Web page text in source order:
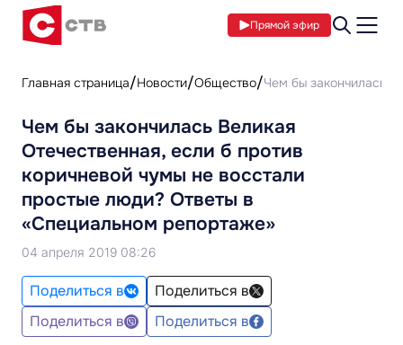
Прямой эфир
Главная страница Новости Общество Чем бы закончилась
Чем бы закончилась Великая
Отечественная, если б против
коричневой чумы не восстали
простые люди? Ответы в
«Специальном репортаже»
04 апреля 2019 08:26
Поделиться в
Поделиться в
Поделиться в
Поделиться в